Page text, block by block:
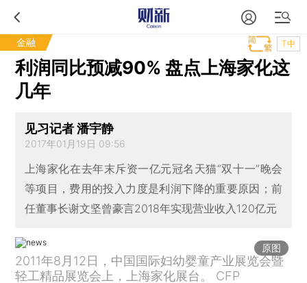
金融 T中
利润同比预减90% 盘点上海家化这
几年
见习记者 潘宇静
2017年01月19日 09:56
上海家化在去年末斥资一亿元冠名天猫“双十一”晚会
等项目，费用的投入力度是利润下降的重要原因；前
任董事长谢文坚曾豪言2018年实现营业收入120亿元
原图
2011年8月12日，中国国际妇幼婴童产业展览会暨
轻工精品展览会上，上海家化展台。 CFP